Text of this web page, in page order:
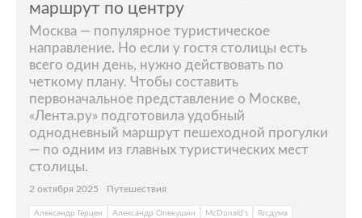
маршрут по центру
Москва — популярное туристическое
направление. Но если у гостя столицы есть
всего один день, нужно действовать по
четкому плану. Чтобы составить
первоначальное представление о Москве,
«Лента.ру» подготовила удобный
однодневный маршрут пешеходной прогулки
— по одним из главных туристических мест
столицы.
2 октября 2025 Путешествия
Александр Герцен Александр Опекушин McDonald's
Госдума